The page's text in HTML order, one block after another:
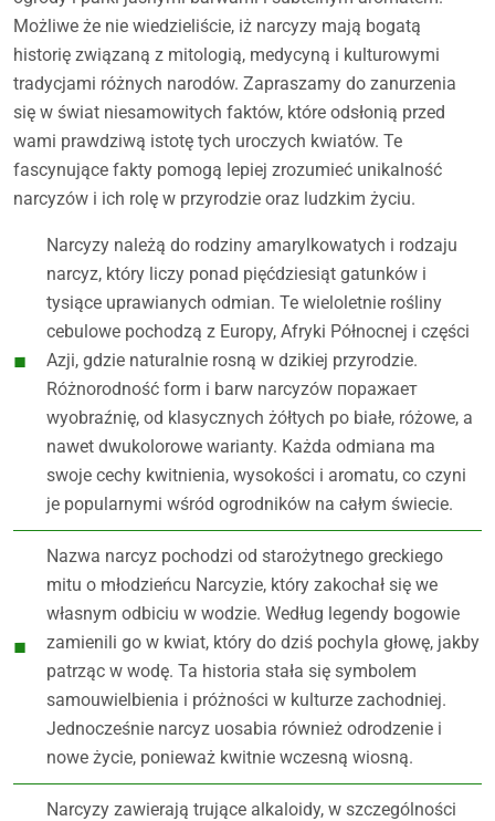
Możliwe że nie wiedzieliście, iż narcyzy mają bogatą
historię związaną z mitologią, medycyną i kulturowymi
tradycjami różnych narodów. Zapraszamy do zanurzenia
się w świat niesamowitych faktów, które odsłonią przed
wami prawdziwą istotę tych uroczych kwiatów. Te
fascynujące fakty pomogą lepiej zrozumieć unikalność
narcyzów i ich rolę w przyrodzie oraz ludzkim życiu.
Narcyzy należą do rodziny amarylkowatych i rodzaju
narcyz, który liczy ponad pięćdziesiąt gatunków i
tysiące uprawianych odmian. Te wieloletnie rośliny
cebulowe pochodzą z Europy, Afryki Północnej i części
Azji, gdzie naturalnie rosną w dzikiej przyrodzie.
Różnorodność form i barw narcyzów поражает
wyobraźnię, od klasycznych żółtych po białe, różowe, a
nawet dwukolorowe warianty. Każda odmiana ma
swoje cechy kwitnienia, wysokości i aromatu, co czyni
je popularnymi wśród ogrodników na całym świecie.
Nazwa narcyz pochodzi od starożytnego greckiego
mitu o młodzieńcu Narcyzie, który zakochał się we
własnym odbiciu w wodzie. Według legendy bogowie
zamienili go w kwiat, który do dziś pochyla głowę, jakby
patrząc w wodę. Ta historia stała się symbolem
samouwielbienia i próżności w kulturze zachodniej.
Jednocześnie narcyz uosabia również odrodzenie i
nowe życie, ponieważ kwitnie wczesną wiosną.
Narcyzy zawierają trujące alkaloidy, w szczególności